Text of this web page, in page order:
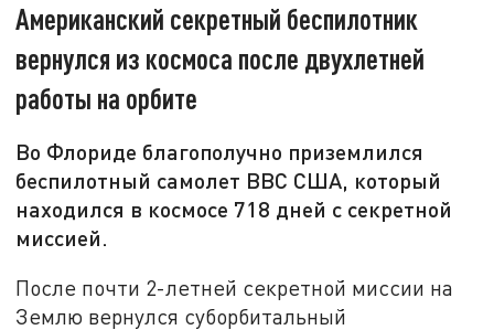
Американский секретный беспилотник
вернулся из космоса после двухлетней
работы на орбите
Во Флориде благополучно приземлился
беспилотный самолет ВВС США, который
находился в космосе 718 дней с секретной
миссией.
После почти 2-летней секретной миссии на
Землю вернулся суборбитальный